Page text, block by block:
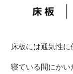
床板には通気性に
寝ている間にか